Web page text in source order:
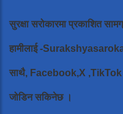
सुरक्षा सरोकारमा प्रकाशित
हामीलाई-
साथै, Facebook,X ,TikTok
जोडिन सकिनेछ ।